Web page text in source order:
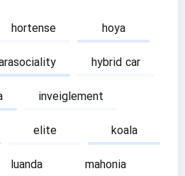
hortense
hoya
hybrid car
inveiglement
elite
koala
luanda
mahonia